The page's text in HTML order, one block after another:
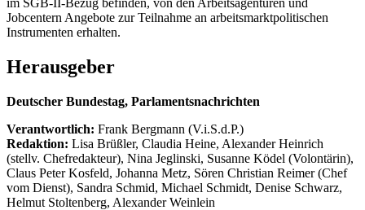
Jobcentern Angebote zur Teilnahme an arbeitsmarktpolitischen
Instrumenten erhalten.
Herausgeber
Deutscher Bundestag, Parlamentsnachrichten
Verantwortlich: Frank Bergmann (V.i.S.d.P.)
Redaktion: Lisa Brüßler, Claudia Heine, Alexander Heinrich
(stellv. Chefredakteur), Nina Jeglinski, Susanne Ködel (Volontärin),
Claus Peter Kosfeld, Johanna Metz, Sören Christian Reimer (Chef
vom Dienst), Sandra Schmid, Michael Schmidt, Denise Schwarz,
Helmut Stoltenberg, Alexander Weinlein